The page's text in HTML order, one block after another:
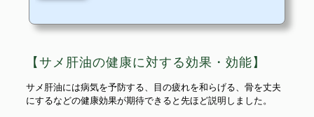
【サメ肝油の健康に対する効果・効能】
サメ肝油には病気を予防する、目の疲れを和らげる、骨を丈夫
にするなどの健康効果が期待できると先ほど説明しました。